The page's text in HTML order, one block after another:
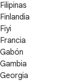
Filipinas
Finlandia
Fiyi
Francia
Gabón
Gambia
Georgia